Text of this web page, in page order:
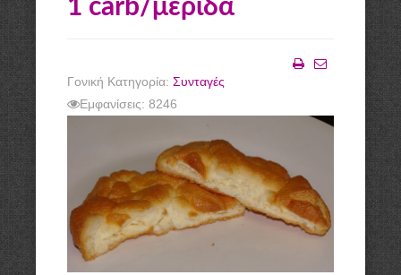
1 carb/μερίδα
Γονική Κατηγορία: Συνταγές
Εμφανίσεις: 8246